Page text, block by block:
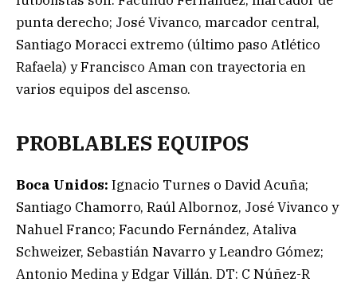
punta derecho; José Vivanco, marcador central,
Santiago Moracci extremo (último paso Atlético
Rafaela) y Francisco Aman con trayectoria en
varios equipos del ascenso.
PROBLABLES EQUIPOS
Boca Unidos: Ignacio Turnes o David Acuña;
Santiago Chamorro, Raúl Albornoz, José Vivanco y
Nahuel Franco; Facundo Fernández, Ataliva
Schweizer, Sebastián Navarro y Leandro Gómez;
Antonio Medina y Edgar Villán. DT: C Núñez-R